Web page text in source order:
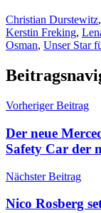
Christian Durstewitz,
Kerstin Freking,
Osman, Unser Star
Vorheriger Beitrag
Der neue
Safety Car der
Nächster Beitrag
Nico Rosberg